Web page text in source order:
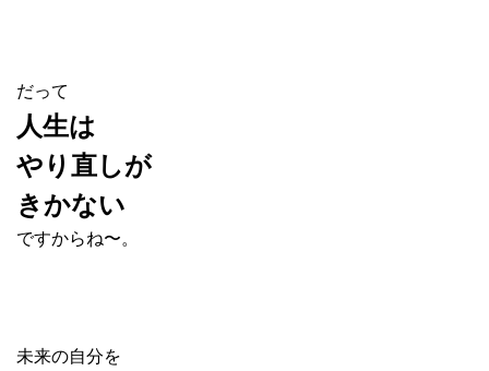
だって
人生は
やり直しが
きかない
ですからね〜。
未来の自分を